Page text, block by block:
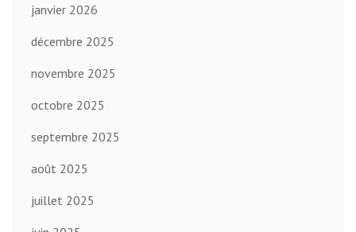
janvier 2026
décembre 2025
novembre 2025
octobre 2025
septembre 2025
août 2025
juillet 2025